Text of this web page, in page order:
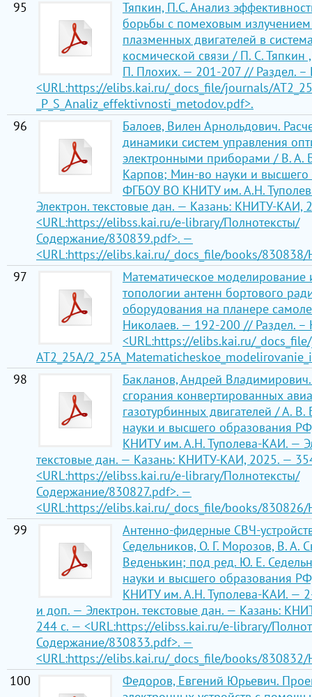
95
Тяпкин, П.С. Анализ
борьбы с помеховым
плазменных двигателей в
космической связи / П. С.
П. Плохих. — 201-207 // Раздел. –
<URL:https://elibs.kai.ru/_docs_file/journals/
_P_S_Analiz_effektivnosti_metodov.pdf>.
96
Балоев, Вилен Арнольдович.
динамики систем управления
электронными приборами / В. А.
Карпов; Мин-во науки и
ФГБОУ ВО КНИТУ им. А.Н.
Электрон. текстовые дан. — Казань: КНИТУ-КАИ,
<URL:https://elibss.kai.ru/e-library/Полнотексты/
Содержание/830839.pdf>. —
<URL:https://elibs.kai.ru/_docs_file/books/
97
Математическое моделирование
топологии антенн бортового
оборудования на планере
Николаев. — 192-200 // Раздел. –
<URL:https://elibs.kai.ru/
АТ2_25A/
98
Бакланов, Андрей
сгорания конвертированных
газотурбинных двигателей / А.
науки и высшего образования
КНИТУ им. А.Н. Туполева-КАИ. —
текстовые дан. — Казань: КНИТУ-КАИ, 2025. —
<URL:https://elibss.kai.ru/e-library/Полнотексты/
Содержание/830827.pdf>. —
<URL:https://elibs.kai.ru/_docs_file/books/
99
Антенно-фидерные СВЧ-
Седельников, О. Г. Морозов, В. А.
Веденькин; под ред. Ю. Е.
науки и высшего образования
КНИТУ им. А.Н. Туполева-КАИ. —
и доп. — Электрон. текстовые дан. — Казань:
244 с. — <URL:https://elibss.kai.ru/e-library/
Содержание/830833.pdf>. —
<URL:https://elibs.kai.ru/_docs_file/books/
100
Федоров, Евгений Юрьевич.